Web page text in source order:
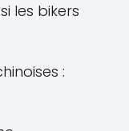
les bikers
: